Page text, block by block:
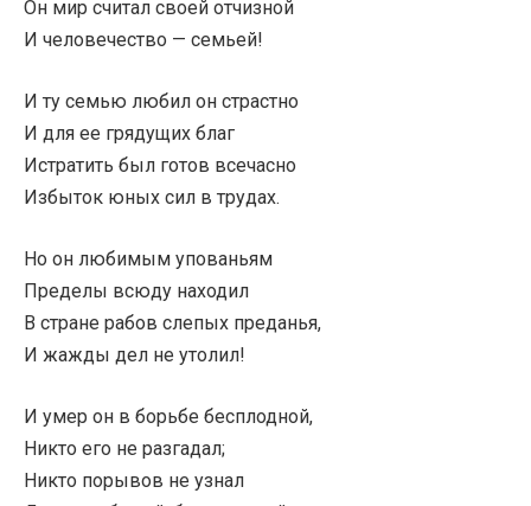
Он мир считал своей отчизной
И человечество — семьей!
И ту семью любил он страстно
И для ее грядущих благ
Истратить был готов всечасно
Избыток юных сил в трудах.
Но он любимым упованьям
Пределы всюду находил
В стране рабов слепых преданья,
И жажды дел не утолил!
И умер он в борьбе бесплодной,
Никто его не разгадал;
Никто порывов не узнал